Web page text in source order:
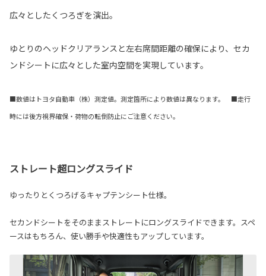
広々としたくつろぎを演出。
ゆとりのヘッドクリアランスと左右席間距離の確保により、セカ
ンドシートに広々とした室内空間を実現しています。
■数値はトヨタ自動車（株）測定値。測定箇所により数値は異なります。 ■走行
時には後方視界確保・荷物の転倒防止にご注意ください。
ストレート超ロングスライド
ゆったりとくつろげるキャプテンシート仕様。
セカンドシートをそのままストレートにロングスライドできます。スペ
ースはもちろん、使い勝手や快適性もアップしています。